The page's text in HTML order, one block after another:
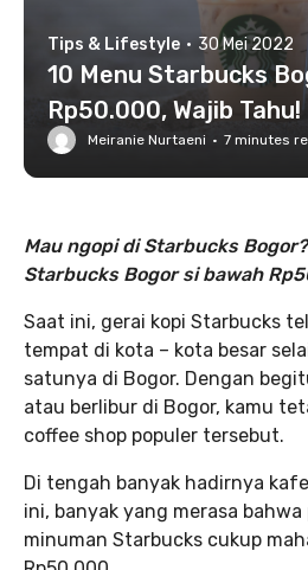
Tips & Lifestyle · 30 Mei 2022
10 Menu Starbucks
Rp50.000, Wajib Tahu!
Meiranie Nurtaeni · 7 minutes
Mau ngopi di Starbucks
Starbucks Bogor si bawah
Saat ini, gerai kopi Starbucks
tempat di kota – kota besar
satunya di Bogor. Dengan
atau berlibur di Bogor, kamu
coffee shop populer tersebut.
Di tengah banyak hadirnya
ini, banyak yang merasa
minuman Starbucks cukup